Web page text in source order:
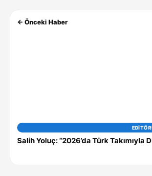
← Önceki Haber
Salih Yoluç: “2026’da Türk